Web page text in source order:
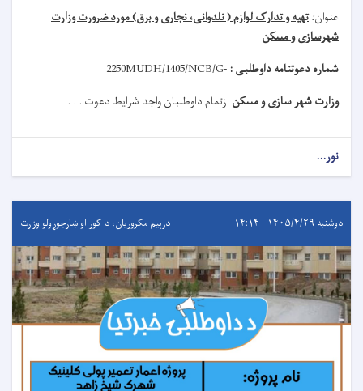
عنوان:تهیه و تدارک لوازم ( نلدوانی، نجاری و برق) مورد ضرورت وزارت
شهرسازی و مسکن
شماره دعوتنامه داوطلبی : MUDH/1405/NCB/G-
2250
وزارت شهر سازی و مسکن ازتمام داوطلبان واجد شرایط دعوت . . .
نور...
دوشنبه ۱۴۰۵/۴/۲۹ - ۱۴:۱۴ درېيم مکروریان، د کور او ښارجوړولو وزارت